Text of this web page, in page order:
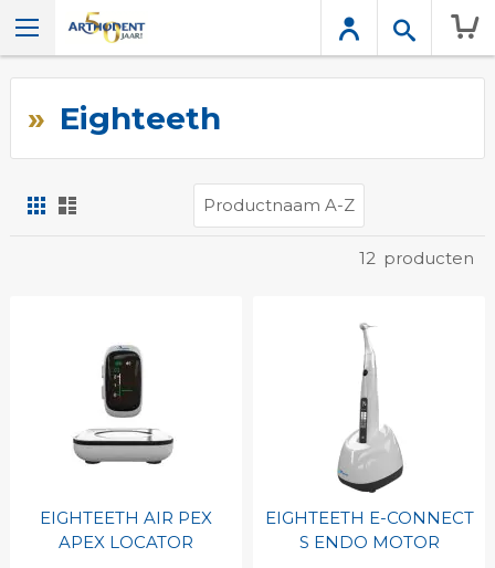
Eighteeth
Foto-
tabel
12 producten
EIGHTEETH AIR PEX
APEX LOCATOR
EIGHTEETH E-CONNECT
S ENDO MOTOR